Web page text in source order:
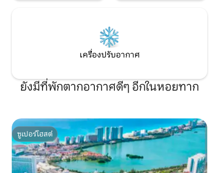
เครื่องปรับอากาศ
ยังมีที่พักตากอากาศดีๆ อีกในหอยทาก
ซูเปอร์โฮสต์
ซูเปอร์โฮสต์